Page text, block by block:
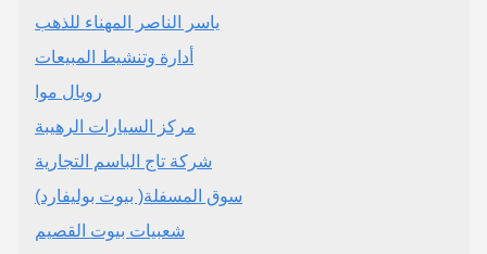
ياسر الناصر المهناء للذهب
أدارة وتنشيط المبيعات
رويال موا
مركز السيارات الرهيبة
شركة تاج الباسم التجارية
سوق المسفلة( بيوت بوليفارد)
شعبيات بيوت القصيم